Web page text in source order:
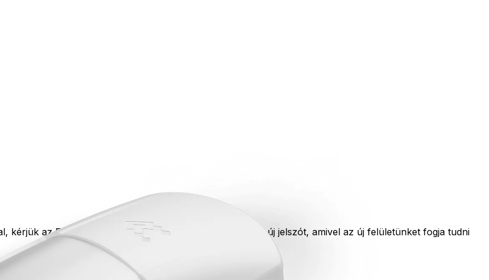
az Elfelejtett jelszó funkció segítségével igényeljen új jelszót, amivel az új felületünket fogja tudni